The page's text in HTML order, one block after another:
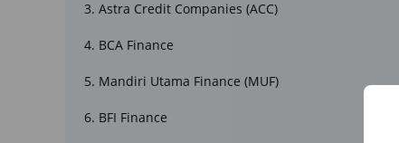
3. Astra Credit Companies (ACC)
4. BCA Finance
5. Mandiri Utama Finance (MUF)
6. BFI Finance